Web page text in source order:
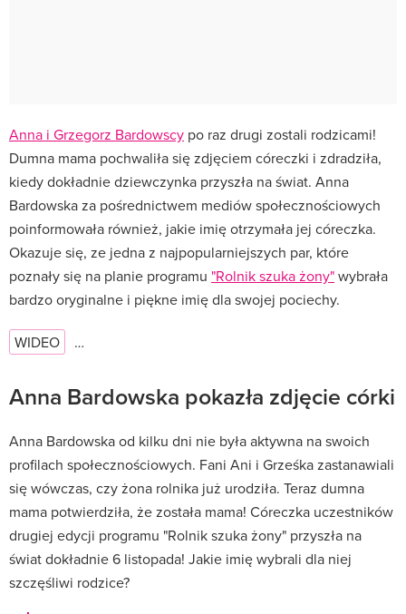
Anna i Grzegorz Bardowscy po raz drugi zostali rodzicami!
Dumna mama pochwaliła się zdjęciem córeczki i zdradziła,
kiedy dokładnie dziewczynka przyszła na świat. Anna
Bardowska za pośrednictwem mediów społecznościowych
poinformowała również, jakie imię otrzymała jej córeczka.
Okazuje się, ze jedna z najpopularniejszych par, które
poznały się na planie programu "Rolnik szuka żony"wybrała
bardzo oryginalne i piękne imię dla swojej pociechy.
WIDEO …
Anna Bardowska pokazła zdjęcie córki
Anna Bardowska od kilku dni nie była aktywna na swoich
profilach społecznościowych. Fani Ani i Grześka zastanawiali
się wówczas, czy żona rolnika już urodziła. Teraz dumna
mama potwierdziła, że została mama! Córeczka uczestników
drugiej edycji programu "Rolnik szuka żony" przyszła na
świat dokładnie 6 listopada! Jakie imię wybrali dla niej
szczęśliwi rodzice?